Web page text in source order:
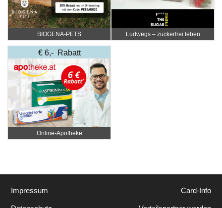
BIOGENA-PETS Ludwegs – zuckerfrei leben
€ 6,- Rabatt
Online‑Apotheke
Impressum Card-Info